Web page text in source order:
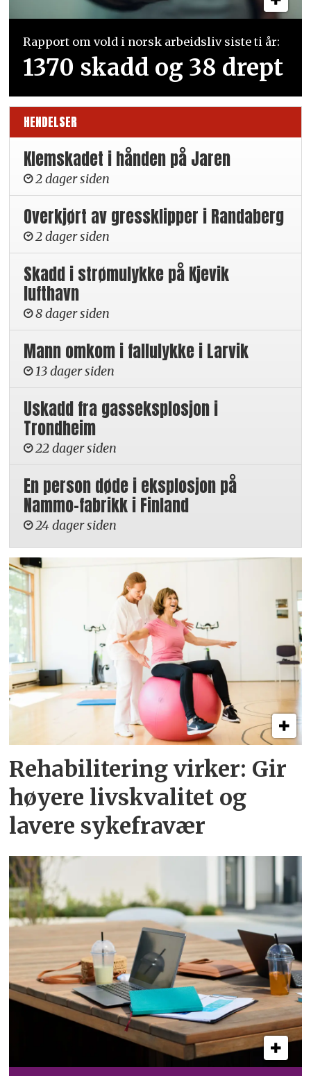
Rapport om vold i norsk arbeidsliv siste ti år:
1370 skadd og 38 drept
HENDELSER
Klemskadet i hånden på Jaren
2 dager siden
Overkjørt av gressklipper i Randaberg
2 dager siden
Skadd i strømulykke på Kjevik
lufthavn
8 dager siden
Mann omkom i fallulykke i Larvik
13 dager siden
Uskadd fra gasseksplosjon i
Trondheim
22 dager siden
En person døde i eksplosjon på
Nammo-fabrikk i Finland
24 dager siden
Rehabilitering virker: Gir
høyere livskvalitet og
lavere sykefravær